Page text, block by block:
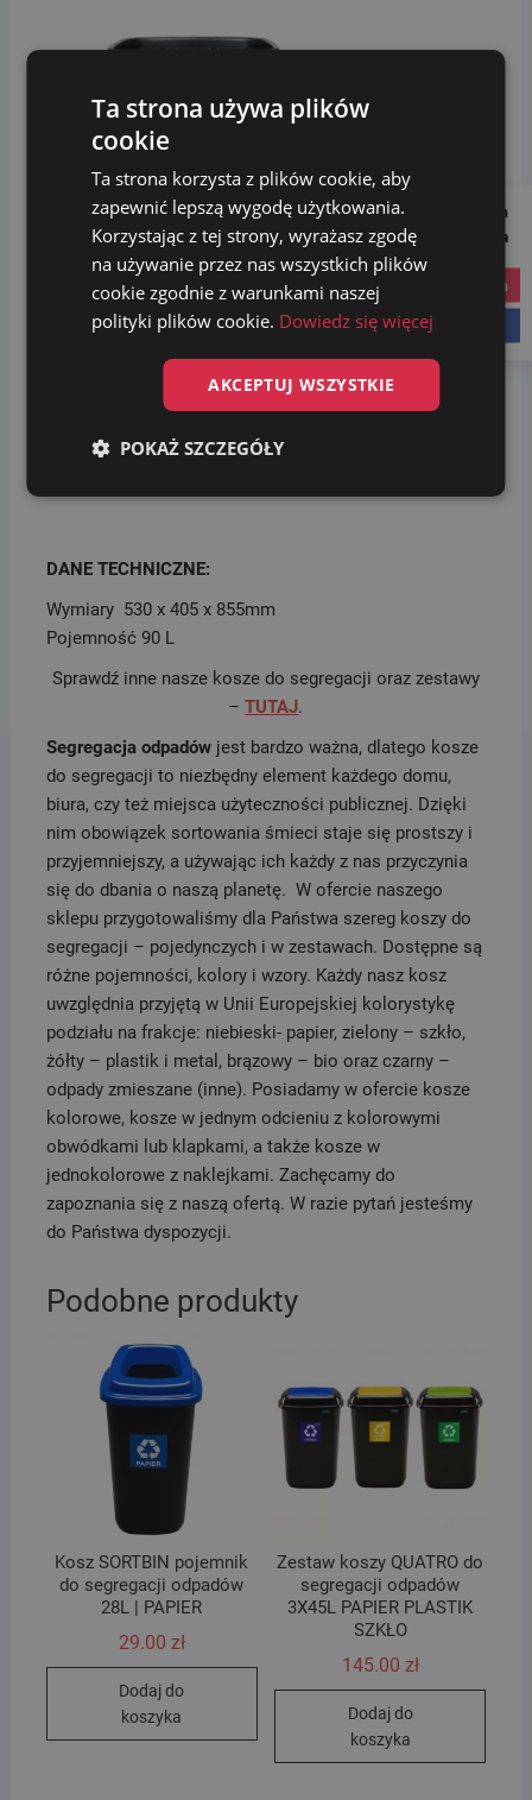
DANE TECHNICZNE:
Wymiary 530 x 405 x 855mm
Pojemność 90 L
Sprawdź inne nasze kosze do segregacji oraz zestawy
–TUTAJ.
Segregacja odpadówjest bardzo ważna, dlatego kosze
do segregacji to niezbędny element każdego domu,
biura, czy też miejsca użyteczności publicznej. Dzięki
nim obowiązek sortowania śmieci staje się prostszy i
przyjemniejszy, a używając ich każdy z nas przyczynia
się do dbania o naszą planetę. W ofercie naszego
sklepu przygotowaliśmy dla Państwa szereg koszy do
segregacji – pojedynczych i w zestawach. Dostępne są
różne pojemności, kolory i wzory. Każdy nasz kosz
uwzględnia przyjętą w Unii Europejskiej kolorystykę
podziału na frakcje: niebieski- papier, zielony – szkło,
żółty – plastik i metal, brązowy – bio oraz czarny –
odpady zmieszane (inne). Posiadamy w ofercie kosze
kolorowe, kosze w jednym odcieniu z kolorowymi
obwódkami lub klapkami, a także kosze w
jednokolorowe z naklejkami. Zachęcamy do
zapoznania się z naszą ofertą. W razie pytań jesteśmy
do Państwa dyspozycji.
Podobne produkty
Kosz SORTBIN pojemnik
do segregacji odpadów
28L | PAPIER
29.00 zł
Dodaj do
koszyka
Zestaw koszy QUATRO do
segregacji odpadów
3X45L PAPIER PLASTIK
SZKŁO
145.00 zł
Dodaj do
koszyka
Follow us on
Social Media
instagram
Ta strona używa plików
cookie
Ta strona korzysta z plików cookie, aby
zapewnić lepszą wygodę użytkowania.
Korzystając z tej strony, wyrażasz zgodę
na używanie przez nas wszystkich plików
cookie zgodnie z warunkami naszej
polityki plików cookie. Dowiedz się więcej
AKCEPTUJ WSZYSTKIE
POKAŻ SZCZEGÓŁY